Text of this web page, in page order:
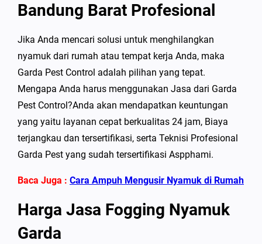
Bandung Barat Profesional
Jika Anda mencari solusi untuk menghilangkan
nyamuk dari rumah atau tempat kerja Anda, maka
Garda Pest Control adalah pilihan yang tepat.
Mengapa Anda harus menggunakan Jasa dari Garda
Pest Control?Anda akan mendapatkan keuntungan
yang yaitu layanan cepat berkualitas 24 jam, Biaya
terjangkau dan tersertifikasi, serta Teknisi Profesional
Garda Pest yang sudah tersertifikasi Aspphami.
Baca Juga : Cara Ampuh Mengusir Nyamuk di Rumah
Harga Jasa Fogging Nyamuk
Garda